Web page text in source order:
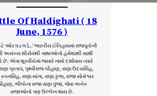
Of Haldighati ( 18
June, 1576 )
ઓર ધડ લડે…’ ભારતીય ઈતિહાસમાં રાજપૂતોની
અસંખ્ય શૌર્યવંથી ગાથાઓનો હંમેશાથી સાક્ષી
છે. એવા શૂરવીરોમાં જ્યારે નામો દર્શાવાય ત્યારે
પ્રતાપ, પૃથ્વીરાજ ચૌહાણ, રાણા ઉદયસિંહ,
રતનસિંહ, રાણા સાંગા, રાણા કુંભા, રાજા સોમેશ્વર
ભીલોના રાજા રાણા પુંજા, જેવા અનેક
રાજાઓનો પણ ઉલ્લેખ થાય છે.